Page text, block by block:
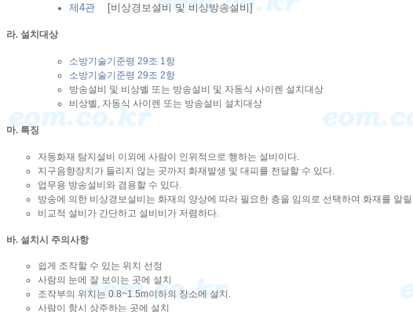
제4관
[비상경보설비 및 비상방송설비]
라. 설치대상
소방기술기준령 29조 1항
소방기술기준령 29조 2항
방송설비 및 비상벨 또는 방송설비 및 자동식 사이렌 설치대상
비상벨, 자동식 사이렌 또는 방송설비 설치대상
마. 특징
자동화재 탐지설비 이외에 사람이 인위적으로 행하는 설비이다.
지구음향장치가 들리지 않는 곳까지 화재발생 및 대피를 전달할 수 있다.
업무용 방송설비와 겸용할 수 있다.
방송에 의한 비상경보설비는 화재의 양상에 따라 필요한 층을 임의로 선택하여 화재를 알릴
비교적 설비가 간단하고 설비비가 저렴하다.
바. 설치시 주의사항
쉽게 조작할 수 있는 위치 선정
사람의 눈에 잘 보이는 곳에 설치
조작부의 위치는 0.8~1.5m이하의 장소에 설치.
사람이 항시 상주하는 곳에 설치